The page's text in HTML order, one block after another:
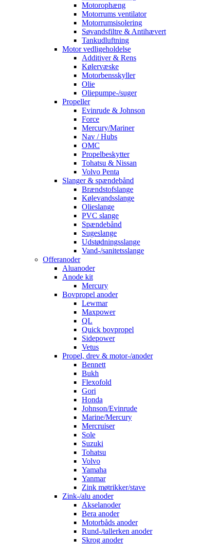
Motorophæng
Motorrums ventilator
Motorrumsisolering
Søvandsfiltre & Antihævert
Tankudluftning
Motor vedligeholdelse
Additiver & Rens
Kølervæske
Motorbensskyller
Olie
Oliepumpe-/suger
Propeller
Evinrude & Johnson
Force
Mercury/Mariner
Nav / Hubs
OMC
Propelbeskytter
Tohatsu & Nissan
Volvo Penta
Slanger & spændebånd
Brændstofslange
Kølevandsslange
Olieslange
PVC slange
Spændebånd
Sugeslange
Udstødningsslange
Vand-/sanitetsslange
Offeranoder
Aluanoder
Anode kit
Mercury
Bovpropel anoder
Lewmar
Maxpower
QL
Quick bovpropel
Sidepower
Vetus
Propel, drev & motor-/anoder
Bennett
Bukh
Flexofold
Gori
Honda
Johnson/Evinrude
Marine/Mercury
Mercruiser
Sole
Suzuki
Tohatsu
Volvo
Yamaha
Yanmar
Zink møtrikker/stave
Zink-/alu anoder
Akselanoder
Bera anoder
Motorbåds anoder
Rund-/tallerken anoder
Skrog anoder